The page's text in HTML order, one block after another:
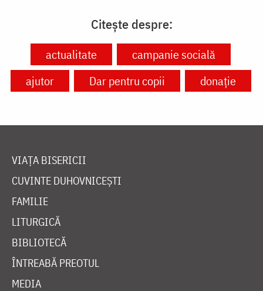
Citește despre:
actualitate
campanie socială
ajutor
Dar pentru copii donație
VIAȚA BISERICII
CUVINTE DUHOVNICEȘTI
FAMILIE
LITURGICĂ
BIBLIOTECĂ
ÎNTREABĂ PREOTUL
MEDIA